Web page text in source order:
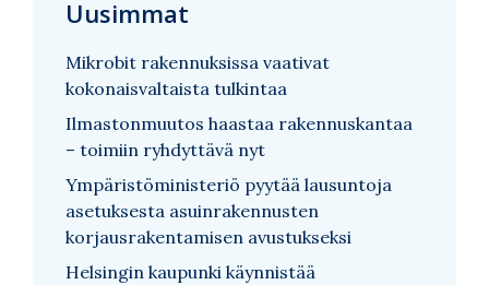
Uusimmat
Mikrobit rakennuksissa vaativat
kokonaisvaltaista tulkintaa
Ilmastonmuutos haastaa rakennuskantaa
– toimiin ryhdyttävä nyt
Ympäristöministeriö pyytää lausuntoja
asetuksesta asuinrakennusten
korjausrakentamisen avustukseksi
Helsingin kaupunki käynnistää